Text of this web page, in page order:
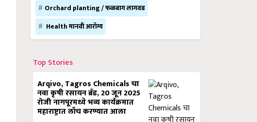
Orchard planting / फळबाग लागवड
Health मानवी आरोग्य
Top Stories
Arqivo, Tagros Chemicals चा
नवा कृषी रसायन ब्रँड, 20 जून 2025
रोजी नागपूरमध्ये भव्य कार्यक्रमात
महाराष्ट्रात लाँच करण्यात आला